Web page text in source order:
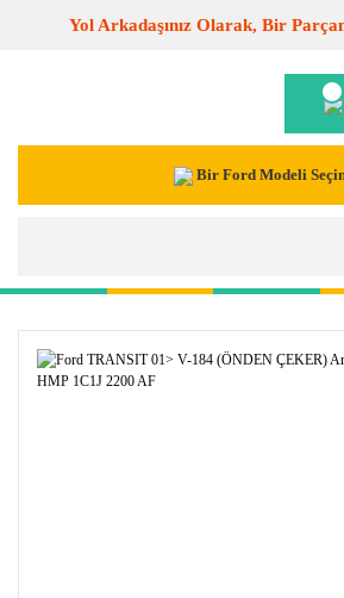
Yol Arkadaşınız Olarak, Bir
Bir Ford Modeli